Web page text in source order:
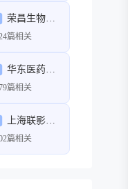
荣昌生物制药（烟台）股份有限公司
篇相关
华东医药股份有限公司
篇相关
上海联影医疗科技股份有限公司
篇相关